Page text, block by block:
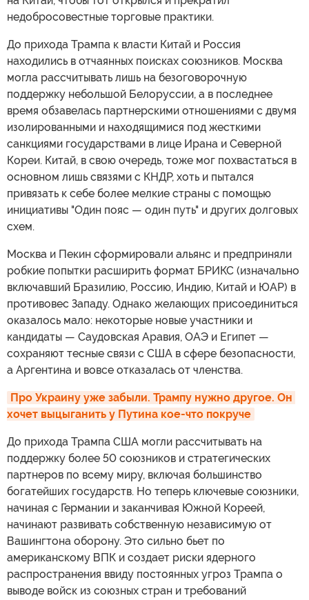
недобросовестные торговые практики.
До прихода Трампа к власти Китай и Россия
находились в отчаянных поисках союзников. Москва
могла рассчитывать лишь на безоговорочную
поддержку небольшой Белоруссии, а в последнее
время обзавелась партнерскими отношениями с двумя
изолированными и находящимися под жесткими
санкциями государствами в лице Ирана и Северной
Кореи. Китай, в свою очередь, тоже мог похвастаться в
основном лишь связями с КНДР, хоть и пытался
привязать к себе более мелкие страны с помощью
инициативы "Один пояс — один путь" и других долговых
схем.
Москва и Пекин сформировали альянс и предприняли
робкие попытки расширить формат БРИКС (изначально
включавший Бразилию, Россию, Индию, Китай и ЮАР) в
противовес Западу. Однако желающих присоединиться
оказалось мало: некоторые новые участники и
кандидаты — Саудовская Аравия, ОАЭ и Египет —
сохраняют тесные связи с США в сфере безопасности,
а Аргентина и вовсе отказалась от членства.
Про Украину уже забыли. Трампу нужно другое. Он
хочет выцыганить у Путина кое-что покруче
До прихода Трампа США могли рассчитывать на
поддержку более 50 союзников и стратегических
партнеров по всему миру, включая большинство
богатейших государств. Но теперь ключевые союзники,
начиная с Германии и заканчивая Южной Кореей,
начинают развивать собственную независимую от
Вашингтона оборону. Это сильно бьет по
американскому ВПК и создает риски ядерного
распространения ввиду постоянных угроз Трампа о
выводе войск из союзных стран и требований